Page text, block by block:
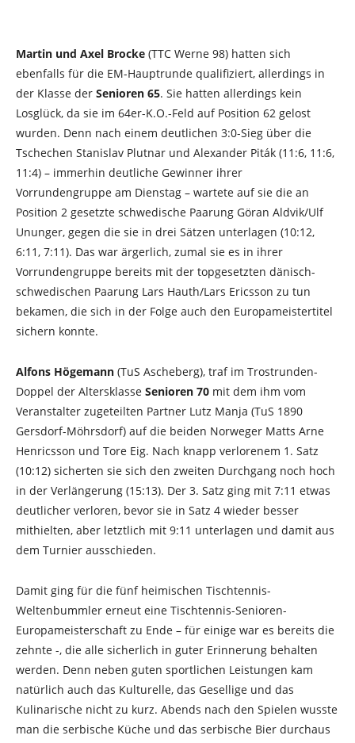
Martin und Axel Brocke (TTC Werne 98) hatten sich
ebenfalls für die EM-Hauptrunde qualifiziert, allerdings in
der Klasse der Senioren 65. Sie hatten allerdings kein
Losglück, da sie im 64er-K.O.-Feld auf Position 62 gelost
wurden. Denn nach einem deutlichen 3:0-Sieg über die
Tschechen Stanislav Plutnar und Alexander Piták (11:6, 11:6,
11:4) – immerhin deutliche Gewinner ihrer
Vorrundengruppe am Dienstag – wartete auf sie die an
Position 2 gesetzte schwedische Paarung Göran Aldvik/Ulf
Ununger, gegen die sie in drei Sätzen unterlagen (10:12,
6:11, 7:11). Das war ärgerlich, zumal sie es in ihrer
Vorrundengruppe bereits mit der topgesetzten dänisch-
schwedischen Paarung Lars Hauth/Lars Ericsson zu tun
bekamen, die sich in der Folge auch den Europameistertitel
sichern konnte.
Alfons Högemann (TuS Ascheberg), traf im Trostrunden-
Doppel der Altersklasse Senioren 70 mit dem ihm vom
Veranstalter zugeteilten Partner Lutz Manja (TuS 1890
Gersdorf-Möhrsdorf) auf die beiden Norweger Matts Arne
Henricsson und Tore Eig. Nach knapp verlorenem 1. Satz
(10:12) sicherten sie sich den zweiten Durchgang noch hoch
in der Verlängerung (15:13). Der 3. Satz ging mit 7:11 etwas
deutlicher verloren, bevor sie in Satz 4 wieder besser
mithielten, aber letztlich mit 9:11 unterlagen und damit aus
dem Turnier ausschieden.
Damit ging für die fünf heimischen Tischtennis-
Weltenbummler erneut eine Tischtennis-Senioren-
Europameisterschaft zu Ende – für einige war es bereits die
zehnte -, die alle sicherlich in guter Erinnerung behalten
werden. Denn neben guten sportlichen Leistungen kam
natürlich auch das Kulturelle, das Gesellige und das
Kulinarische nicht zu kurz. Abends nach den Spielen wusste
man die serbische Küche und das serbische Bier durchaus